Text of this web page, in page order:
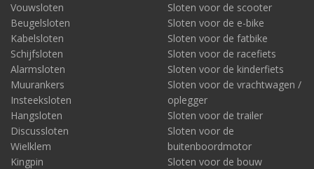
Vouwsloten
Beugelsloten
Kabelsloten
Schijfsloten
Alarmsloten
Muurankers
Insteeksloten
Hangsloten
Discussloten
Wielklem
Kingpin
Sloten voor de scooter
Sloten voor de e-bike
Sloten voor de fatbike
Sloten voor de racefiets
Sloten voor de kinderfiets
Sloten voor de vrachtwagen /
oplegger
Sloten voor de trailer
Sloten voor de
buitenboordmotor
Sloten voor de bouw